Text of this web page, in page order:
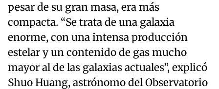
pesar de su gran masa, era más
compacta. “Se trata de una galaxia
enorme, con una intensa producción
estelar y un contenido de gas mucho
mayor al de las galaxias actuales”, explicó
Shuo Huang, astrónomo del Observatorio